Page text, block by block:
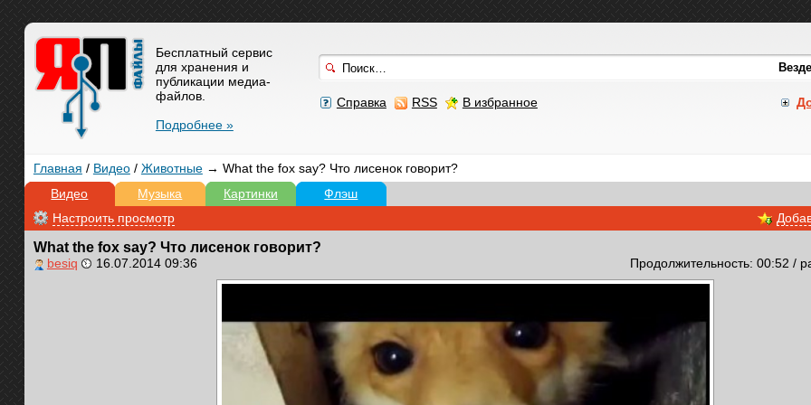
Справка RSS В избранное
Бесплатный сервис
для хранения и
публикации медиа-
файлов.
Подробнее »
Главная / Видео/ Животные→ What the fox say? Что лисенок говорит?
Видео
Музыка Картинки Флэш
Настроить просмотр
What the fox say? Что лисенок говорит?
besiq 16.07.2014 09:36 Продолжительность: 00:52 /